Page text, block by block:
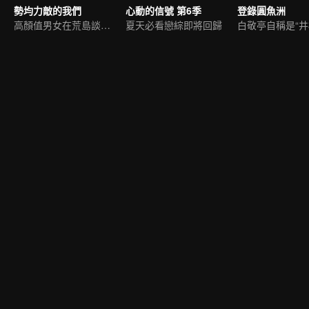
勢均力敵的我們
高顏值男女在荒島談戀愛
心動的信號 第6季
夏天必看戀綜即將回歸
登錄圓魚洲